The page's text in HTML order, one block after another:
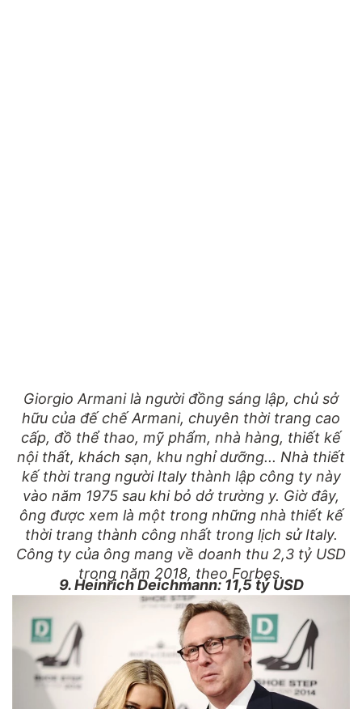
Giorgio Armani là người đồng sáng lập, chủ sở
hữu của đế chế Armani, chuyên thời trang cao
cấp, đồ thể thao, mỹ phẩm, nhà hàng, thiết kế
nội thất, khách sạn, khu nghỉ dưỡng... Nhà thiết
kế thời trang người Italy thành lập công ty này
vào năm 1975 sau khi bỏ dở trường y. Giờ đây,
ông được xem là một trong những nhà thiết kế
thời trang thành công nhất trong lịch sử Italy.
Công ty của ông mang về doanh thu 2,3 tỷ USD
trong năm 2018, theo Forbes.
9. Heinrich Deichmann: 11,5 tỷ USD